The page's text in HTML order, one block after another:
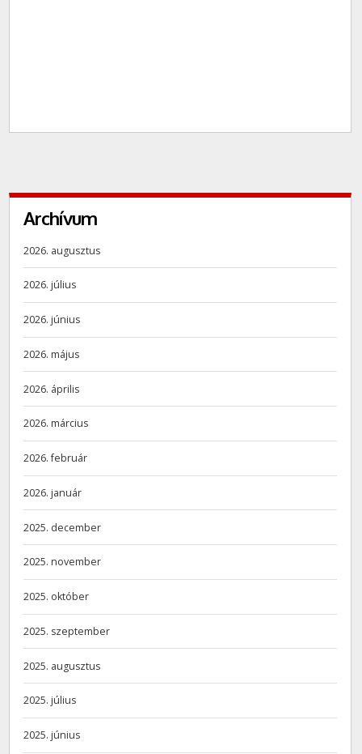
Archívum
2026. augusztus
2026. július
2026. június
2026. május
2026. április
2026. március
2026. február
2026. január
2025. december
2025. november
2025. október
2025. szeptember
2025. augusztus
2025. július
2025. június